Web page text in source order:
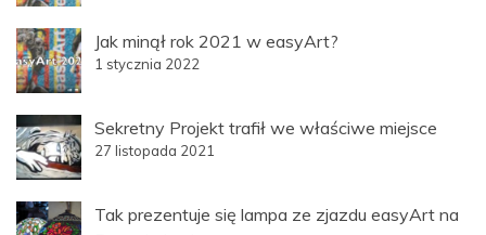
Jak minął rok 2021 w easyArt?
1 stycznia 2022
Sekretny Projekt trafił we właściwe miejsce
27 listopada 2021
Tak prezentuje się lampa ze zjazdu easyArt na